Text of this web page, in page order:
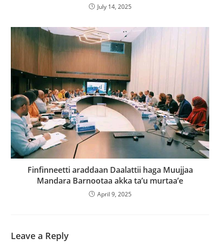
July 14, 2025
Finfinneetti araddaan Daalattii haga Muujjaa
Mandara Barnootaa akka ta’u murtaa’e
April 9, 2025
Leave a Reply